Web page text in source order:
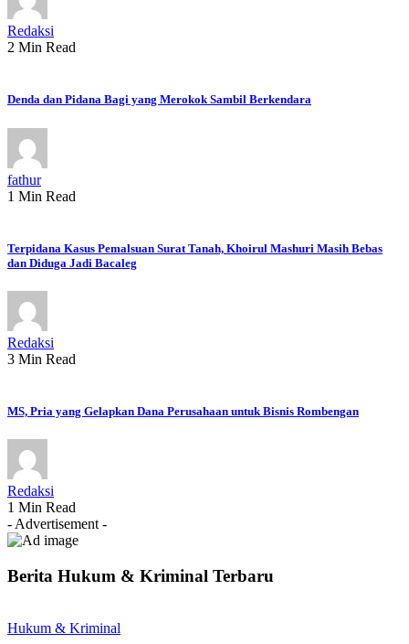
Redaksi
2 Min Read
Denda dan Pidana Bagi yang Merokok Sambil Berkendara
fathur
1 Min Read
Terpidana Kasus Pemalsuan Surat Tanah, Khoirul Mashuri Masih Bebas
dan Diduga Jadi Bacaleg
Redaksi
3 Min Read
MS, Pria yang Gelapkan Dana Perusahaan untuk Bisnis Rombengan
Redaksi
1 Min Read
- Advertisement -
Berita Hukum & Kriminal Terbaru
Hukum & Kriminal